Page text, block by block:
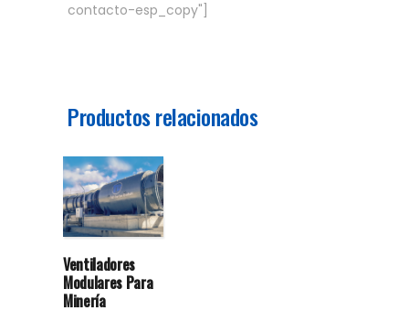
contacto-esp_copy"]
Productos relacionados
Ventiladores
Modulares Para
Minería